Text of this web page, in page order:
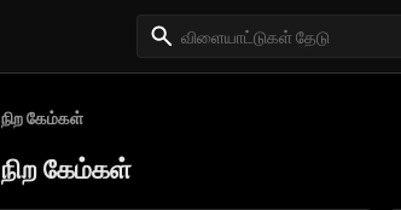
நிற கேம்கள்
நிற கேம்கள்